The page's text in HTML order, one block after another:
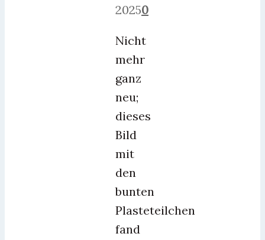
20250
Nicht
mehr
ganz
neu;
dieses
Bild
mit
den
bunten
Plasteteilchen
fand